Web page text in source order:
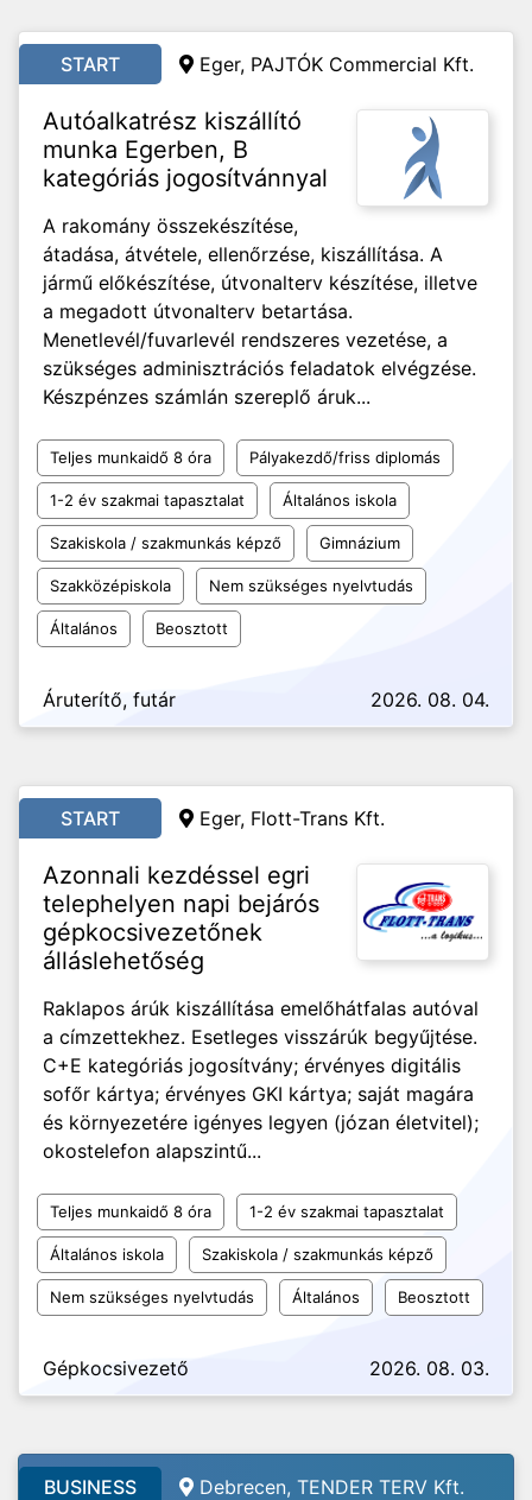
START Eger, PAJTÓK Commercial Kft.
Autóalkatrész kiszállító
munka Egerben, B
kategóriás jogosítvánnyal
A rakomány összekészítése,
átadása, átvétele, ellenőrzése, kiszállítása. A
jármű előkészítése, útvonalterv készítése, illetve
a megadott útvonalterv betartása.
Menetlevél/fuvarlevél rendszeres vezetése, a
szükséges adminisztrációs feladatok elvégzése.
Készpénzes számlán szereplő áruk...
Teljes munkaidő 8 óra Pályakezdő/friss diplomás
1-2 év szakmai tapasztalat Általános iskola
Szakiskola / szakmunkás képző Gimnázium
Szakközépiskola Nem szükséges nyelvtudás
Általános Beosztott
Áruterítő, futár 2026. 08. 04.
START Eger, Flott-Trans Kft.
Azonnali kezdéssel egri
telephelyen napi bejárós
gépkocsivezetőnek
álláslehetőség
Raklapos árúk kiszállítása emelőhátfalas autóval
a címzettekhez. Esetleges visszárúk begyűjtése.
C+E kategóriás jogosítvány; érvényes digitális
sofőr kártya; érvényes GKI kártya; saját magára
és környezetére igényes legyen (józan életvitel);
okostelefon alapszintű...
Teljes munkaidő 8 óra 1-2 év szakmai tapasztalat
Általános iskola Szakiskola / szakmunkás képző
Nem szükséges nyelvtudás Általános Beosztott
Gépkocsivezető 2026. 08. 03.
BUSINESS Debrecen, TENDER TERV Kft.